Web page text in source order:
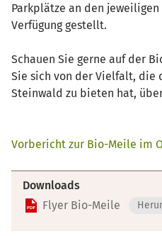
Parkplätze an den jeweiligen
Verfügung gestellt.
Schauen Sie gerne auf der
Sie sich von der Vielfalt, die
Steinwald zu bieten hat,
Vorbericht zur Bio-Meile im
Downloads
Flyer Bio-Meile